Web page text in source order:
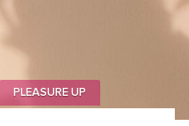
PLEASURE UP